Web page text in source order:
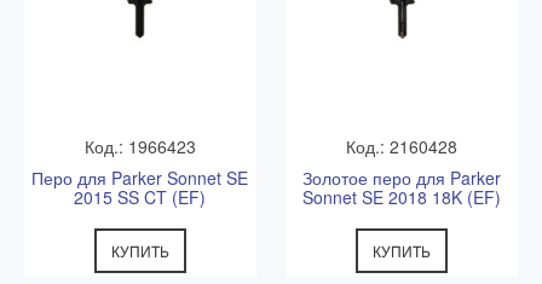
Код.: 1966423
Перо для Parker Sonnet SE
2015 SS CT (EF)
КУПИТЬ
Код.: 2160428
Золотое перо для Parker
Sonnet SE 2018 18K (EF)
КУПИТЬ